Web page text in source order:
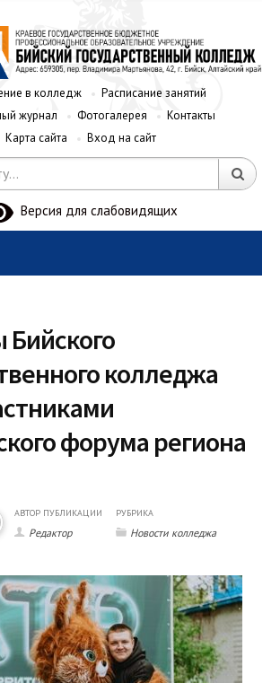
в колледж
Расписание занятий
журнал
Фотогалерея
Контакты
Карта сайта
Вход на сайт
Версия для слабовидящих
Бийского
колледжа
форума региона
АВТОР ПУБЛИКАЦИИ
Редактор
РУБРИКА
Новости колледжа